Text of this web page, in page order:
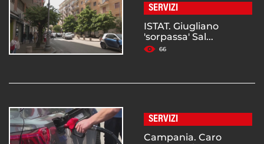
SERVIZI
ISTAT. Giugliano
'sorpassa' Sal...
66
SERVIZI
Campania. Caro